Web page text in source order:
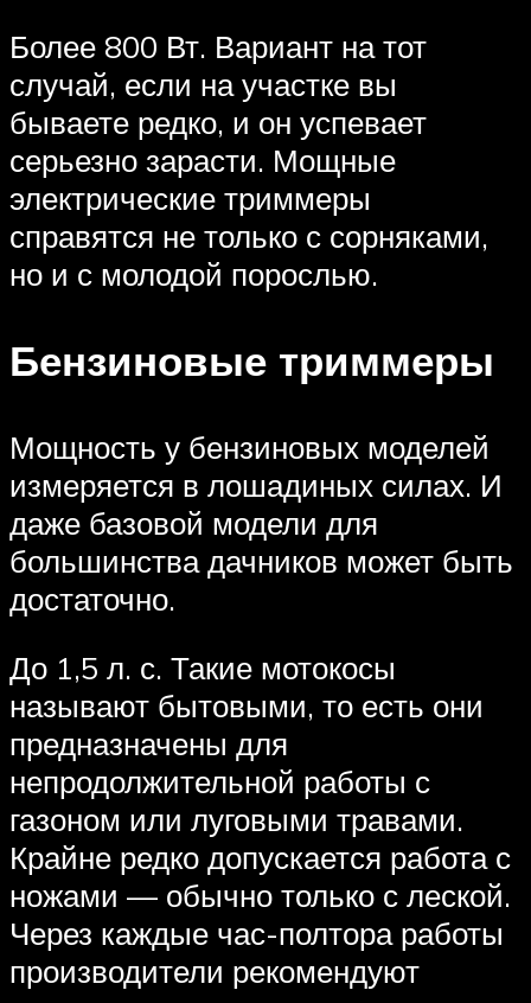
Более 800 Вт. Вариант на тот
случай, если на участке вы
бываете редко, и он успевает
серьезно зарасти. Мощные
электрические триммеры
справятся не только с сорняками,
но и с молодой порослью.
Бензиновые триммеры
Мощность у бензиновых моделей
измеряется в лошадиных силах. И
даже базовой модели для
большинства дачников может быть
достаточно.
До 1,5 л. с. Такие мотокосы
называют бытовыми, то есть они
предназначены для
непродолжительной работы с
газоном или луговыми травами.
Крайне редко допускается работа с
ножами — обычно только с леской.
Через каждые час-полтора работы
производители рекомендуют